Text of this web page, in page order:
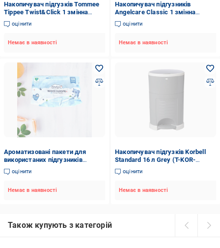
Накопичувач підгузків Tommee
Tippee Twist&Click 1 змінна
касета Зелений (TT0370)
оцінити
Немає в наявності
Накопичувач підгузників
Angelcare Classic 1 змінна
касета (AD9200-EU)
оцінити
Немає в наявності
Ароматизовані пакети для
використаних підгузників
Babydream 100 шт.
оцінити
Немає в наявності
Накопичувач підгузків Korbell
Standard 16 л Grey (T-KOR-
M250DSG)
оцінити
Немає в наявності
Також купують з категорій